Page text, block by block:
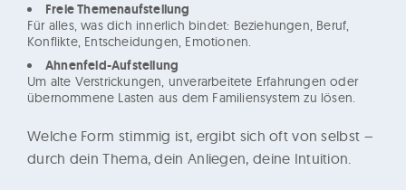
Freie Themenaufstellung
Für alles, was dich innerlich bindet: Beziehungen, Beruf,
Konflikte, Entscheidungen, Emotionen.
Ahnenfeld-Aufstellung
Um alte Verstrickungen, unverarbeitete Erfahrungen oder
übernommene Lasten aus dem Familiensystem zu lösen.
Welche Form stimmig ist, ergibt sich oft von selbst –
durch dein Thema, dein Anliegen, deine Intuition.